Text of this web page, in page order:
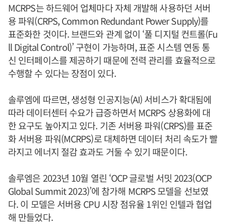
MCRPS는 하드웨어 업체마다 자체 개발해 사용하던 서버
용 파워(CRPS, Common Redundant Power Supply)를
표준화한 것이다. 브랜드와 관계 없이 ‘풀 디지털 컨트롤(Fu
ll Digital Control)’ 구현이 가능하며, 표준 시스템 연동 통
신 인터페이스를 제공하기 때문에 전력 관리를 효율적으로
수행할 수 있다는 장점이 있다.
솔루엠에 따르면, 생성형 인공지능(AI) 서비스가 확대됨에
따라 데이터센터 수요가 급증하면서 MCRPS 상용화에 대
한 요구도 높아지고 있다. 기존 서버용 파워(CRPS)를 표준
화 서버용 파워(MCRPS)로 대체하면 데이터 처리 속도가 빨
라지고 에너지 절감 효과도 거둘 수 있기 때문이다.
솔루엠은 2023년 10월 열린 ‘OCP 글로벌 서밋 2023(OCP
Global Summit 2023)’에 참가해 MCRPS 모델을 선보였
다. 이 모델은 서버용 CPU 시장 점유율 1위인 인텔과 협업
해 만들었다.